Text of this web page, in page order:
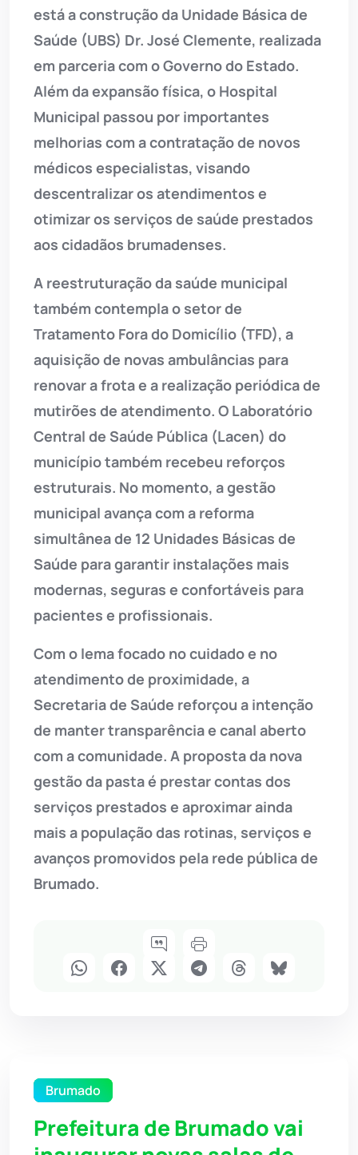
está a construção da Unidade Básica de
Saúde (UBS) Dr. José Clemente, realizada
em parceria com o Governo do Estado.
Além da expansão física, o Hospital
Municipal passou por importantes
melhorias com a contratação de novos
médicos especialistas, visando
descentralizar os atendimentos e
otimizar os serviços de saúde prestados
aos cidadãos brumadenses.
A reestruturação da saúde municipal
também contempla o setor de
Tratamento Fora do Domicílio (TFD), a
aquisição de novas ambulâncias para
renovar a frota e a realização periódica de
mutirões de atendimento. O Laboratório
Central de Saúde Pública (Lacen) do
município também recebeu reforços
estruturais. No momento, a gestão
municipal avança com a reforma
simultânea de 12 Unidades Básicas de
Saúde para garantir instalações mais
modernas, seguras e confortáveis para
pacientes e profissionais.
Com o lema focado no cuidado e no
atendimento de proximidade, a
Secretaria de Saúde reforçou a intenção
de manter transparência e canal aberto
com a comunidade. A proposta da nova
gestão da pasta é prestar contas dos
serviços prestados e aproximar ainda
mais a população das rotinas, serviços e
avanços promovidos pela rede pública de
Brumado.
Brumado
Prefeitura de Brumado vai